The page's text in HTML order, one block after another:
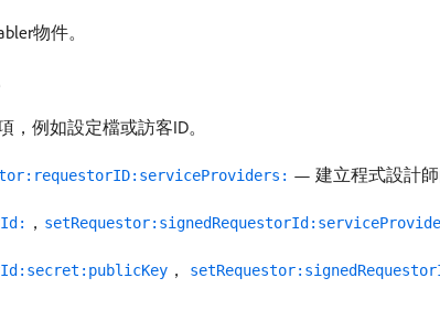
物件。
，例如設定檔或訪客ID。
— 建立程式設計師
，
，